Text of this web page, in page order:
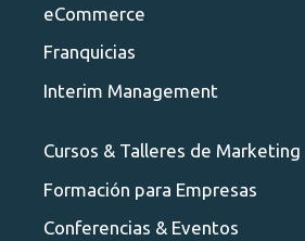
eCommerce
Franquicias
Interim Management
Cursos & Talleres de Marketing
Formación para Empresas
Conferencias & Eventos